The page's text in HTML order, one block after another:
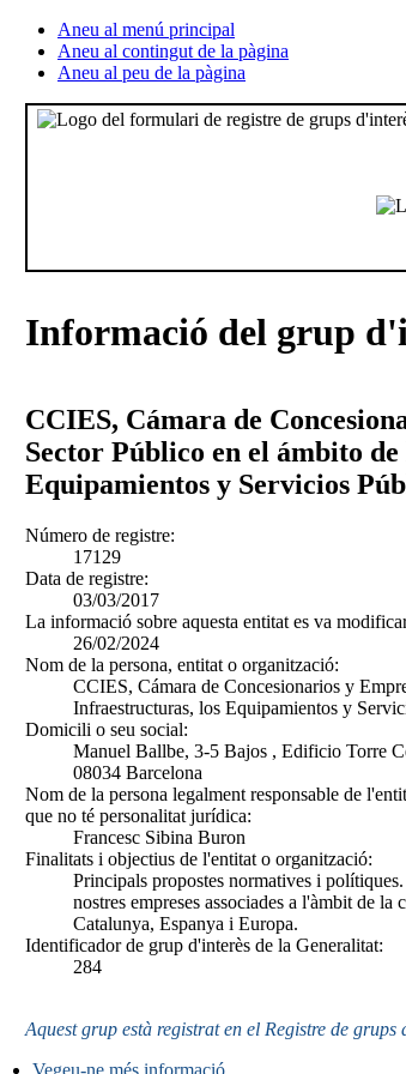
Aneu al menú principal
Aneu al contingut de la pàgina
Aneu al peu de la pàgina
Informació del grup
CCIES, Cámara de
Sector Público en el ámbito
Equipamientos y Servicios
Número de registre:
17129
Data de registre:
03/03/2017
La informació sobre aquesta entitat es va
26/02/2024
Nom de la persona, entitat o organització:
CCIES, Cámara de Concesionarios y
Infraestructuras, los Equipamientos y
Domicili o seu social:
Manuel Ballbe, 3-5 Bajos , Edificio Torre
08034 Barcelona
Nom de la persona legalment responsable de
que no té personalitat jurídica:
Francesc Sibina Buron
Finalitats i objectius de l'entitat o organització:
Principals propostes normatives i
nostres empreses associades a l'àmbit de
Catalunya, Espanya i Europa.
Identificador de grup d'interès de la Generalitat:
284
Aquest grup està registrat en el Registre de
Vegeu-ne més informació